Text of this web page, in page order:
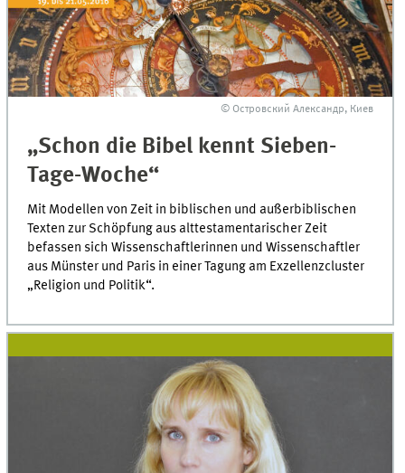
© Островский Александр, Киев
„Schon die Bibel kennt Sieben-
Tage-Woche“
Mit Modellen von Zeit in biblischen und außerbiblischen
Texten zur Schöpfung aus alttestamentarischer Zeit
befassen sich Wissenschaftlerinnen und Wissenschaftler
aus Münster und Paris in einer Tagung am Exzellenzcluster
„Religion und Politik“.